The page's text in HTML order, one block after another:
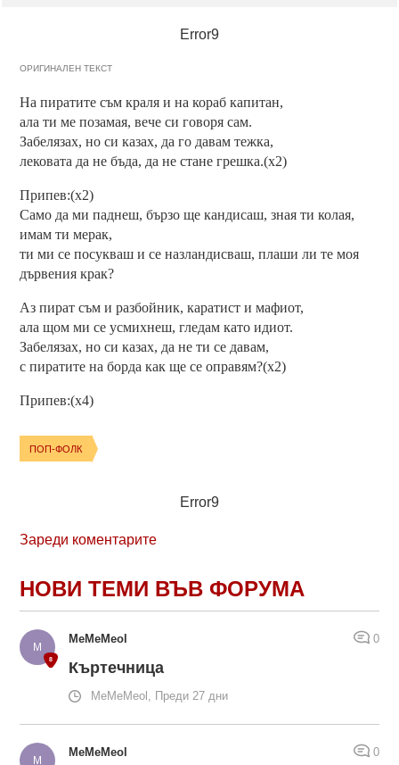
Error9
ОРИГИНАЛЕН ТЕКСТ
На пиратите съм краля и на кораб капитан,
ала ти ме позамая, вече си говоря сам.
Забелязах, но си казах, да го давам тежка,
лековата да не бъда, да не стане грешка.(x2)
Припев:(x2)
Само да ми паднеш, бързо ще кандисаш, зная ти колая,
имам ти мерак,
ти ми се посукваш и се назландисваш, плаши ли те моя
дървения крак?
Аз пират съм и разбойник, каратист и мафиот,
ала щом ми се усмихнеш, гледам като идиот.
Забелязах, но си казах, да не ти се давам,
с пиратите на борда как ще се оправям?(x2)
Припев:(x4)
ПОП-ФОЛК
Error9
Зареди коментарите
НОВИ ТЕМИ ВЪВ ФОРУМА
MeMeMeol 0
Къртечница
MeMeMeol, Преди 27 дни
MeMeMeol 0